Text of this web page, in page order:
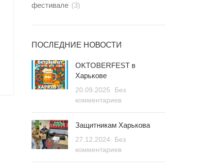
фестивале (3)
ПОСЛЕДНИЕ НОВОСТИ
OKTOBERFEST в
Харькове
20.09.2025
Без
комментариев
Защитникам Харькова
27.12.2024
Без
комментариев